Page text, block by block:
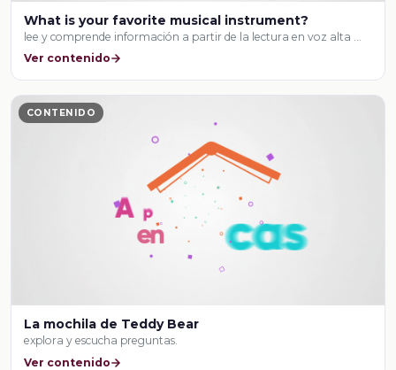
What is your favorite musical instrument?
lee y comprende información a partir de la lectura en voz alta …
Ver contenido
CONTENIDO
La mochila de Teddy Bear
explora y escucha preguntas.
Ver contenido